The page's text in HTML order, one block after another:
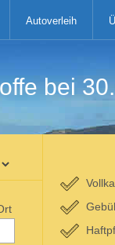
Autoverleih
bei